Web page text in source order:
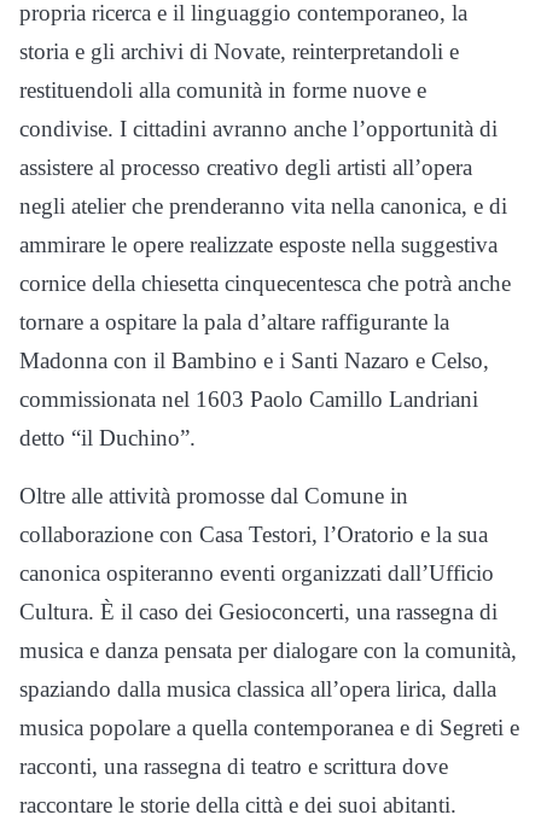
propria ricerca e il linguaggio contemporaneo, la
storia e gli archivi di Novate, reinterpretandoli e
restituendoli alla comunità in forme nuove e
condivise. I cittadini avranno anche l’opportunità di
assistere al processo creativo degli artisti all’opera
negli atelier che prenderanno vita nella canonica, e di
ammirare le opere realizzate esposte nella suggestiva
cornice della chiesetta cinquecentesca che potrà anche
tornare a ospitare la pala d’altare raffigurante la
Madonna con il Bambino e i Santi Nazaro e Celso,
commissionata nel 1603 Paolo Camillo Landriani
detto “il Duchino”.
Oltre alle attività promosse dal Comune in
collaborazione con Casa Testori, l’Oratorio e la sua
canonica ospiteranno eventi organizzati dall’Ufficio
Cultura. È il caso dei Gesioconcerti, una rassegna di
musica e danza pensata per dialogare con la comunità,
spaziando dalla musica classica all’opera lirica, dalla
musica popolare a quella contemporanea e di Segreti e
racconti, una rassegna di teatro e scrittura dove
raccontare le storie della città e dei suoi abitanti.